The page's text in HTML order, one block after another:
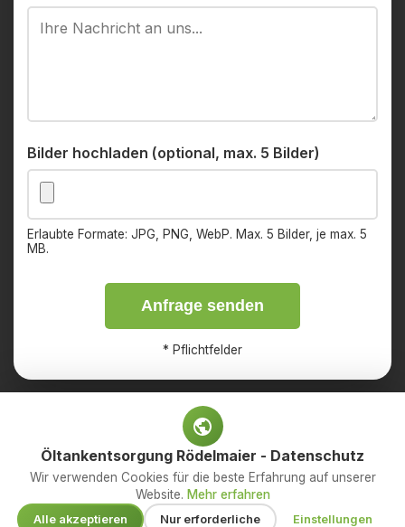
Bilder hochladen (optional, max. 5 Bilder)
Erlaubte Formate: JPG, PNG, WebP. Max. 5 Bilder, je max. 5
MB.
Anfrage senden
* Pflichtfelder
ImpressumDatenschutz
© 2026 OED Services GmbH – Ihr Fachbetrieb für
Öltankentsorgung. Alle Rechte vorbehalten.
Öltankentsorgung Rödelmaier - Datenschutz
Wir verwenden Cookies für die beste Erfahrung auf unserer
Website. Mehr erfahren
Alle akzeptieren Nur erforderliche Einstellungen